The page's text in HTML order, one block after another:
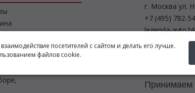
товаров
г. Москва ул.
+7 (495) 782-
legenda-
Режим
пн-вс с 8:00
Принимаем
посетителей с сайтом и делать его лучше.
файлов cookie.